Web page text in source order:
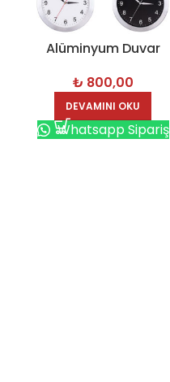
Alüminyum Duvar
3243-S
₺ 800,00
DEVAMINI OKU
Whatsapp Sipariş